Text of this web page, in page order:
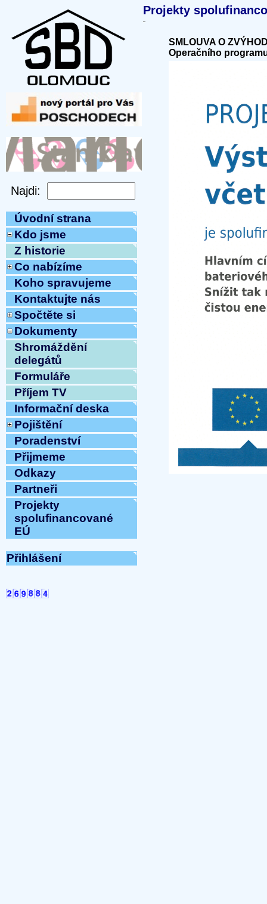
Úvodní strana
Kdo jsme
Z historie
Co nabízíme
Koho spravujeme
Kontaktujte nás
Spočtěte si
Dokumenty
Shromáždění
delegátů
Formuláře
Příjem TV
Informační deska
Pojištění
Poradenství
Přijmeme
Odkazy
Partneři
Projekty
spolufinancované
EÚ
Přihlášení
Projekty
SMLOUVA O
Operačního